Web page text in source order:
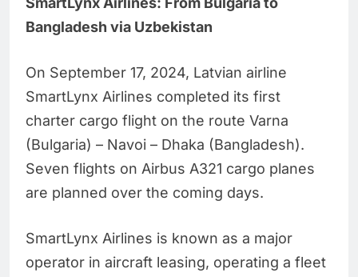
Bangladesh via Uzbekistan
On September 17, 2024, Latvian airline
SmartLynx Airlines completed its first
charter cargo flight on the route Varna
(Bulgaria) – Navoi – Dhaka (Bangladesh).
Seven flights on Airbus A321 cargo planes
are planned over the coming days.
SmartLynx Airlines is known as a major
operator in aircraft leasing, operating a fleet